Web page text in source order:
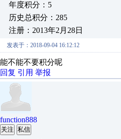
年度积分：5
历史总积分：285
注册：2013年2月28日
发表于：2018-09-04 16:12:12
能不能不要积分呢
回复 引用 举报
function888
关注 私信